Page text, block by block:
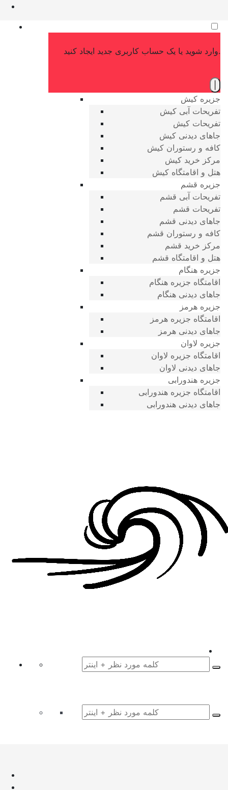
وارد شوید یا یک حساب کاربری جدید ایجاد کنید.
جزیره کیش
تفریحات آبی کیش
تفریحات کیش
جاهای دیدنی کیش
کافه و رستوران کیش
مرکز خرید کیش
هتل و اقامتگاه کیش
جزیره قشم
تفریحات آبی قشم
تفریحات قشم
جاهای دیدنی قشم
کافه و رستوران قشم
مرکز خرید قشم
هتل و اقامتگاه قشم
جزیره هنگام
اقامتگاه جزیره هنگام
جاهای دیدنی هنگام
جزیره هرمز
اقامتگاه جزیره هرمز
جاهای دیدنی هرمز
جزیره لاوان
اقامتگاه جزیره لاوان
جاهای دیدنی لاوان
جزیره هندورابی
اقامتگاه جزیره هندورابی
جاهای دیدنی هندورابی